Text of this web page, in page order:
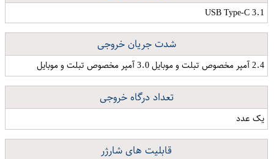
USB Type-C 3.1
شدت جریان خروجی
2.4 آمپر مخصوص تبلت و موبایل 3.0 آمپر مخصوص تبلت و موبایل
تعداد درگاه خروجی
یک عدد
قابلیت های شارژر